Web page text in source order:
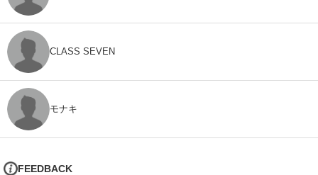
CLASS SEVEN
モナキ
FEEDBACK